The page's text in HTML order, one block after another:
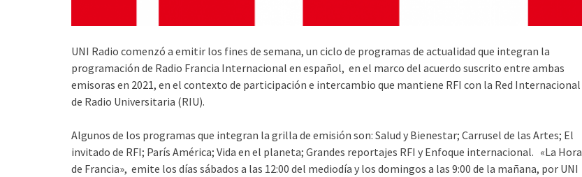
UNI Radio comenzó a emitir los fines de semana, un ciclo de programas de actualidad que integran la
programación de Radio Francia Internacional en español, en el marco del acuerdo suscrito entre ambas
emisoras en 2021, en el contexto de participación e intercambio que mantiene RFI con la Red Internacional
de Radio Universitaria (RIU).
Algunos de los programas que integran la grilla de emisión son: Salud y Bienestar; Carrusel de las Artes; El
invitado de RFI; París América; Vida en el planeta; Grandes reportajes RFI y Enfoque internacional. «La Hora
de Francia», emite los días sábados a las 12:00 del mediodía y los domingos a las 9:00 de la mañana, por UNI